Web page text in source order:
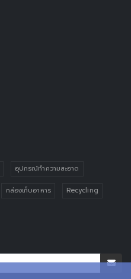
อุปกรณ์ทำความสะอาด
กล่องเก็บอาหาร Recycling